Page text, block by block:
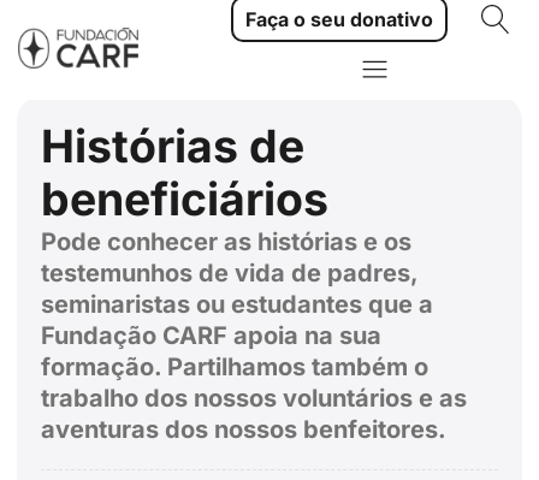
Faça o seu donativo
Histórias de
beneficiários
Pode conhecer as histórias e os
testemunhos de vida de padres,
seminaristas ou estudantes que a
Fundação CARF apoia na sua
formação. Partilhamos também o
trabalho dos nossos voluntários e as
aventuras dos nossos benfeitores.